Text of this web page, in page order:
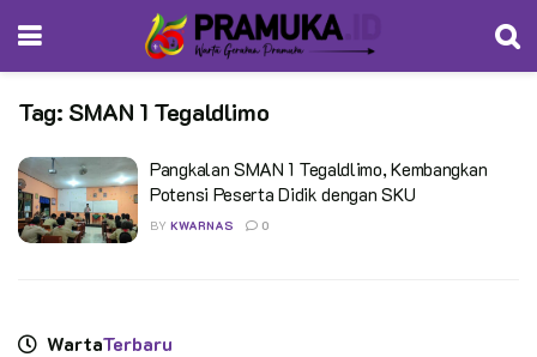
Tag: SMAN 1 Tegaldlimo
Pangkalan SMAN 1 Tegaldlimo, Kembangkan
Potensi Peserta Didik dengan SKU
BY KWARNAS 0
WartaTerbaru